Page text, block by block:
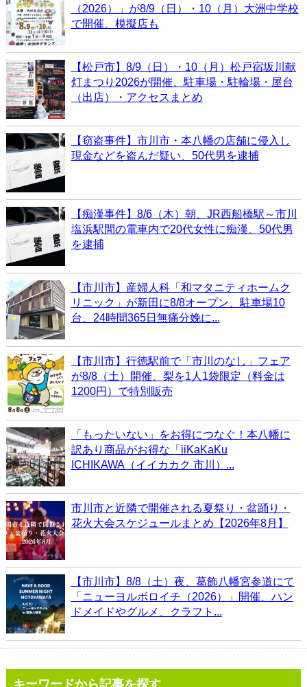
（2026）」が8/9（日）・10（月）大洲中学校
で開催、模擬店も
【松戸市】8/9（日）・10（月）松戸宿坂川献
灯まつり2026が開催、駐車場・駐輪場・屋台
（出店）・アクセスまとめ
【窃盗事件】市川市・本八幡の店舗に侵入し
現金などを盗んだ疑い、50代男を逮捕
【痴漢事件】8/6（木）朝、JR西船橋駅～市川
塩浜駅間の電車内で20代女性に痴漢、50代男
を逮捕
【市川市】産婦人科「和マタニティホームク
リニック」が新田に8/8オープン、駐車場10
台、24時間365日無痛分娩に...
【市川市】行徳駅前で「市川のなし」フェア
が8/8（土）開催、梨を1人1袋限定（料金は
1200円）で特別販売
「もったいない」をお得につなぐ！本八幡に
訳あり商品がお得な「iiKaKaKu
ICHIKAWA（イイカカク 市川）...
市川市と近隣で開催される夏祭り・盆踊り・
花火大会スケジュールまとめ【2026年8月】
【市川市】8/8（土）夜、葛飾八幡宮参道にて
「ニューヨルボロイチ（2026）」開催、ハン
ドメイドやグルメ、クラフト...